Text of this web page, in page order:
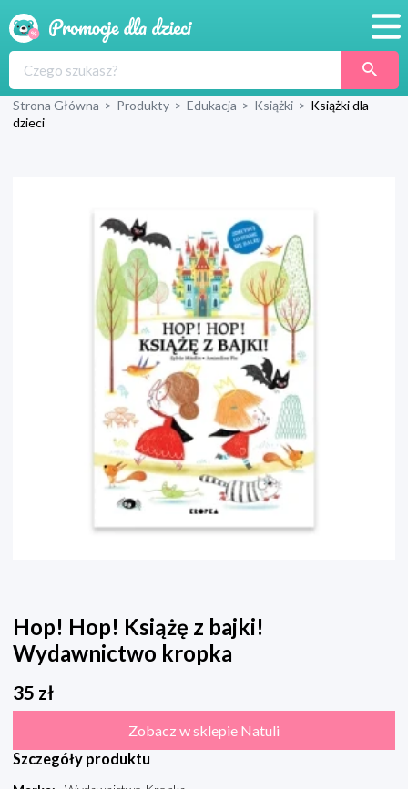
Produkty
Wyprawka
Strona Główna > Produkty > Edukacja > Książki > Książki dla
dzieci
Hop! Hop! Książę z bajki!
Wydawnictwo kropka
35 zł
Zobacz w sklepie Natuli
Szczegóły produktu